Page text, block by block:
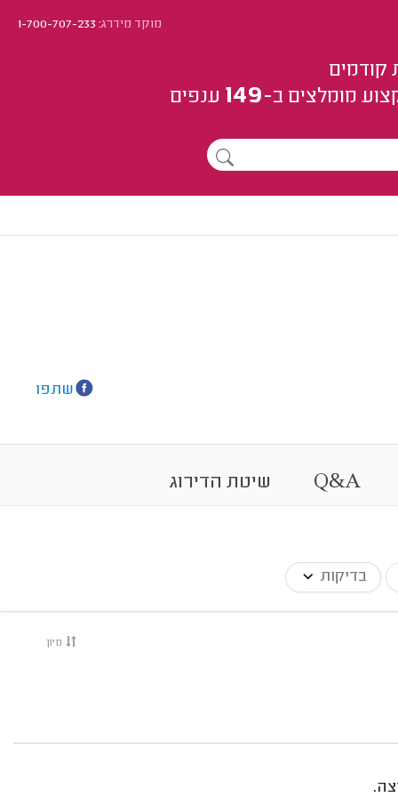
מוקד מידרג:1-700-707-233
קודמים
מומלצים ב-149 ענפים
שתפו
Q&A שיטת הדירוג
בדיקות
מיון